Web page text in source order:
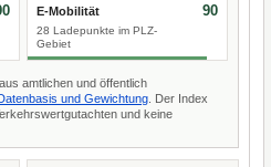
E-Mobilität
28 Ladepunkte im PLZ-
Gebiet
90
amtlichen und öffentlich
und Gewichtung . Der Index
und keine